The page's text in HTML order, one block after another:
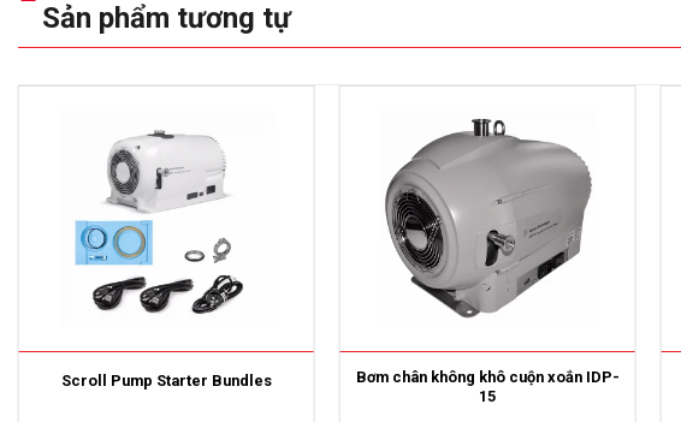
Sản phẩm tương tự
Scroll Pump Starter Bundles
Bơm chân không khô cuộn xoắn IDP-
15